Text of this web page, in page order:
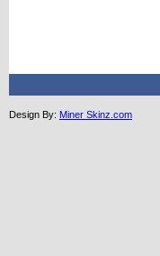
Design By: Miner Skinz.com